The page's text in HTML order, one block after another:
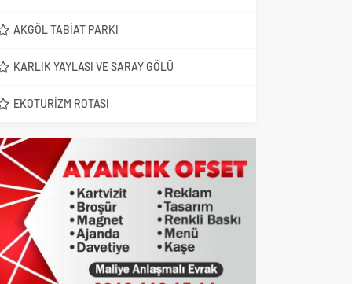
AKGÖL TABIAT PARKI
KARLIK YAYLASI VE SARAY GÖLÜ
EKOTURIZM ROTASI